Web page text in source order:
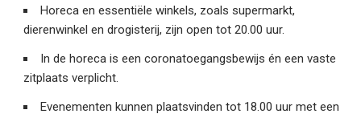
Horeca en essentiële winkels, zoals supermarkt,
dierenwinkel en drogisterij, zijn open tot 20.00 uur.
In de horeca is een coronatoegangsbewijs én een vaste
zitplaats verplicht.
Evenementen kunnen plaatsvinden tot 18.00 uur met een